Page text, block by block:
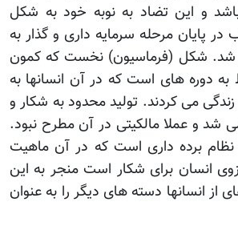
و این تضاد به نوبه خود به شکل
در پایان مرحله سرمایه داری و گذار به
شد. شکل (فرماسیون) نخست که کمون
به دوره های است که در آن انسانها به
می کردند. تولید محدود به شکار و
شد و عملا مالکیتی در آن مطرح نبود.
نظام برده داری است که در آن ماهیت
انسان برای شکار است منجر به این
انسانها دسته های دیگر را به عنوان